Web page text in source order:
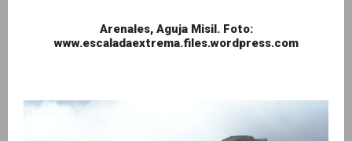
Arenales, Aguja Misil. Foto:
www.escaladaextrema.files.wordpress.com